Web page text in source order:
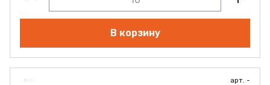
В корзину
арт. -